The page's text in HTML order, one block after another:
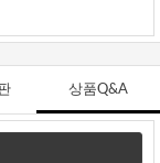
상품Q&A